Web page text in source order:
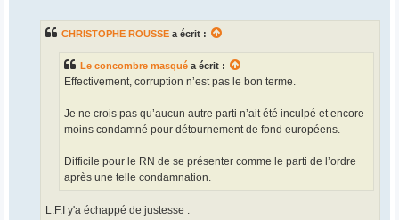
CHRISTOPHE ROUSSE a écrit :
Le concombre masqué a écrit :
Effectivement, corruption n’est pas le bon terme.
Je ne crois pas qu’aucun autre parti n’ait été inculpé et encore
moins condamné pour détournement de fond européens.
Difficile pour le RN de se présenter comme le parti de l’ordre
après une telle condamnation.
L.F.I y'a échappé de justesse .